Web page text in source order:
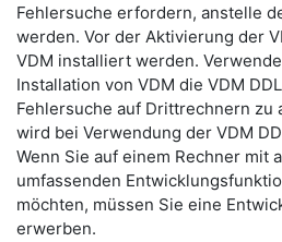
Fehlersuche erfordern, anstelle
werden. Vor der Aktivierung der
VDM installiert werden.
Installation von VDM die VDM
Fehlersuche auf Drittrechnern zu
wird bei Verwendung der VDM
Wenn Sie auf einem Rechner mit
umfassenden
möchten, müssen Sie eine
erwerben.